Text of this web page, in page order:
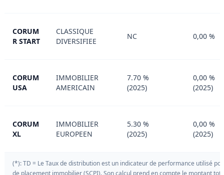
CORUM
R START
CLASSIQUE
DIVERSIFIEE
NC 0,00 %
CORUM
USA
IMMOBILIER
AMERICAIN
7.70 %
(2025)
0,00 %
(2025)
CORUM
XL
IMMOBILIER
EUROPEEN
5.30 %
(2025)
0,00 %
(2025)
(*): TD = Le Taux de distribution est un indicateur de performance utilisé
de placement immobilier (SCPI). Son calcul prend en compte le montant